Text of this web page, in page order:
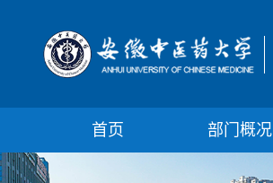
首页 部门概况